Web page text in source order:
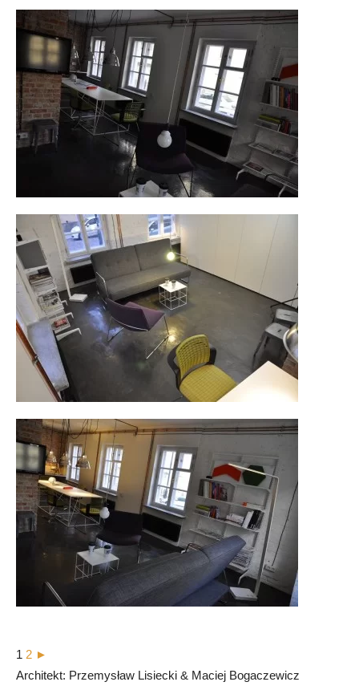
1 2 ►
Architekt: Przemysław Lisiecki & Maciej Bogaczewicz